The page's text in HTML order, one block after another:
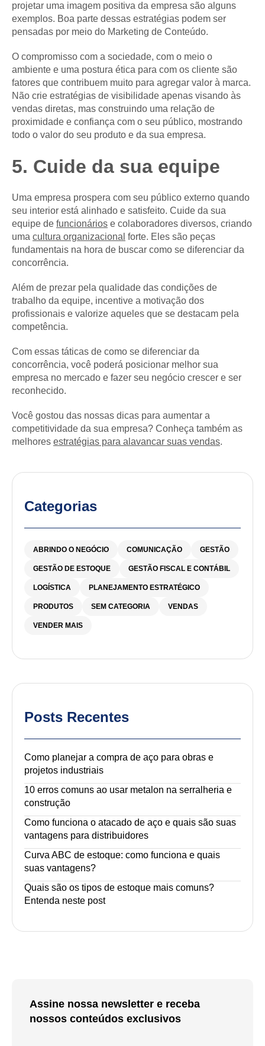
projetar uma imagem positiva da empresa são alguns
exemplos. Boa parte dessas estratégias podem ser
pensadas por meio do Marketing de Conteúdo.
O compromisso com a sociedade, com o meio o
ambiente e uma postura ética para com os cliente são
fatores que contribuem muito para agregar valor à marca.
Não crie estratégias de visibilidade apenas visando às
vendas diretas, mas construindo uma relação de
proximidade e confiança com o seu público, mostrando
todo o valor do seu produto e da sua empresa.
5. Cuide da sua equipe
Uma empresa prospera com seu público externo quando
seu interior está alinhado e satisfeito. Cuide da sua
equipe de funcionários e colaboradores diversos, criando
uma cultura organizacional forte. Eles são peças
fundamentais na hora de buscar como se diferenciar da
concorrência.
Além de prezar pela qualidade das condições de
trabalho da equipe, incentive a motivação dos
profissionais e valorize aqueles que se destacam pela
competência.
Com essas táticas de como se diferenciar da
concorrência, você poderá posicionar melhor sua
empresa no mercado e fazer seu negócio crescer e ser
reconhecido.
Você gostou das nossas dicas para aumentar a
competitividade da sua empresa? Conheça também as
melhores estratégias para alavancar suas vendas.
Categorias
ABRINDO O NEGÓCIO COMUNICAÇÃO GESTÃO
GESTÃO DE ESTOQUE GESTÃO FISCAL E CONTÁBIL
LOGÍSTICA PLANEJAMENTO ESTRATÉGICO
PRODUTOS SEM CATEGORIA VENDAS
VENDER MAIS
Posts Recentes
Como planejar a compra de aço para obras e
projetos industriais
10 erros comuns ao usar metalon na serralheria e
construção
Como funciona o atacado de aço e quais são suas
vantagens para distribuidores
Curva ABC de estoque: como funciona e quais
suas vantagens?
Quais são os tipos de estoque mais comuns?
Entenda neste post
Assine nossa newsletter e receba
nossos conteúdos exclusivos